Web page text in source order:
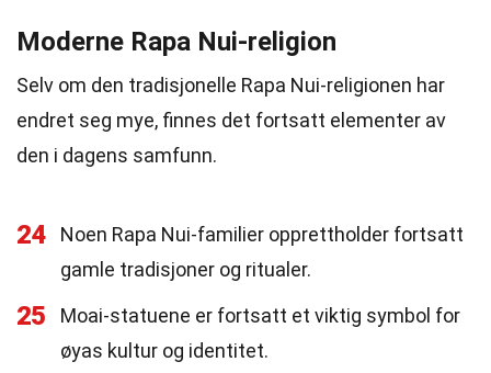
Moderne Rapa Nui-religion
Selv om den tradisjonelle Rapa Nui-religionen har
endret seg mye, finnes det fortsatt elementer av
den i dagens samfunn.
24
Noen Rapa Nui-familier opprettholder fortsatt
gamle tradisjoner og ritualer.
25
Moai-statuene er fortsatt et viktig symbol for
øyas kultur og identitet.